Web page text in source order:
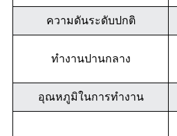
ความดันระดับปกติ
ทำงานปานกลาง
อุณหภูมิในการทำงาน